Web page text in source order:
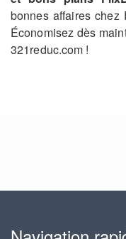
bonnes affaires chez
Économisez dès
321reduc.com !